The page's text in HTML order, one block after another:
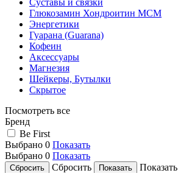
Глюкозамин Хондроитин МСМ
Энергетики
Гуарана (Guarana)
Кофеин
Аксессуары
Магнезия
Шейкеры, Бутылки
Скрытое
Посмотреть все
Бренд
Be First
Выбрано 0 Показать
Выбрано 0 Показать
Сбросить
Показать